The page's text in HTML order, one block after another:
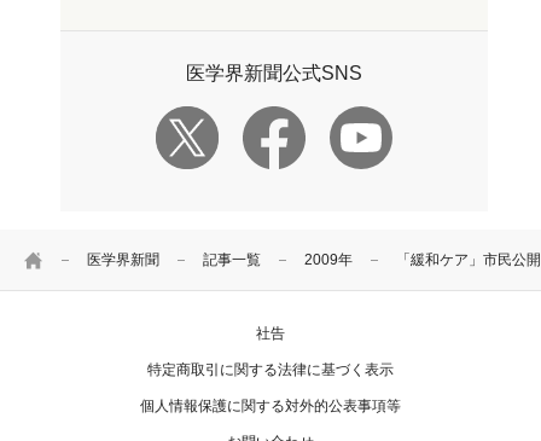
HOME 医学界新聞 記事一覧 2009年 「緩和ケア」市民公
医学界新聞公式SNS
社告
特定商取引に関する法律に基づく表示
個人情報保護に関する対外的公表事項等